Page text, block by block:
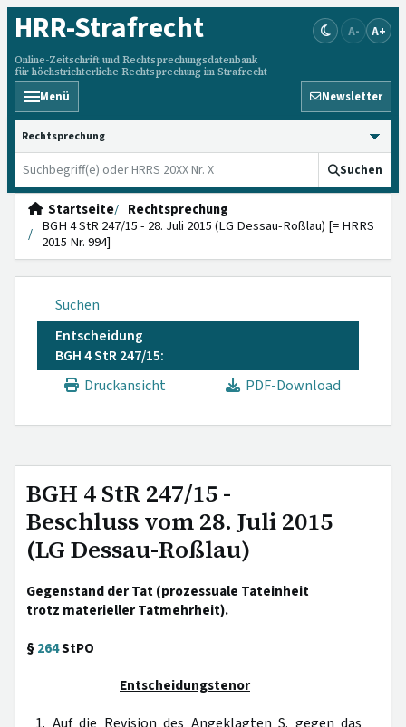
HRR-Strafrecht
Online-Zeitschrift und Rechtsprechungsdatenbank
für höchstrichterliche Rechtsprechung im Strafrecht
A- A+
Menü Newsletter
HRRS durchsuchen
Suchen
Startseite
Rechtsprechung
BGH 4 StR 247/15 - 28. Juli 2015 (LG Dessau-Roßlau) [= HRRS
2015 Nr. 994]
Suchen
Entscheidung
BGH 4 StR 247/15:
Druckansicht
PDF-Download
BGH 4 StR 247/15 -
Beschluss vom 28. Juli 2015
(LG Dessau-Roßlau)
Gegenstand der Tat (prozessuale Tateinheit
trotz materieller Tatmehrheit).
§264StPO
Entscheidungstenor